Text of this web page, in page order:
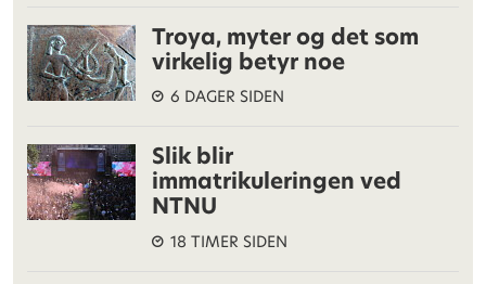
Troya, myter og det som
virkelig betyr noe
6 DAGER SIDEN
Slik blir
immatrikuleringen ved
NTNU
18 TIMER SIDEN